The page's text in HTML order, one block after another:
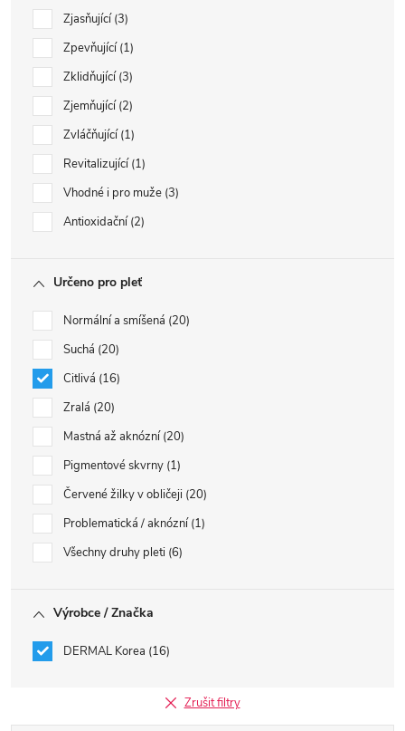
Zjasňující 3
Zpevňující 1
Zklidňující 3
Zjemňující 2
Zvláčňující 1
Revitalizující 1
Vhodné i pro muže 3
Antioxidační 2
Určeno pro pleť
Normální a smíšená 20
Suchá 20
Citlivá 16
Zralá 20
Mastná až aknózní 20
Pigmentové skvrny 1
Červené žilky v obličeji 20
Problematická / aknózní 1
Všechny druhy pleti 6
Výrobce / Značka
DERMAL Korea 16
Zrušit filtry